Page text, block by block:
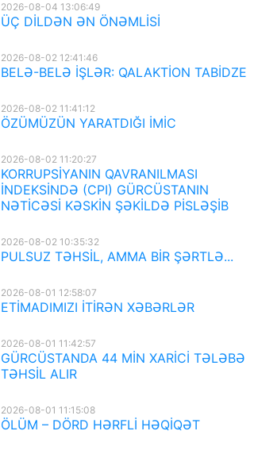
2026-08-04 13:06:49
ÜÇ DİLDƏN ƏN ÖNƏMLİSİ
2026-08-02 12:41:46
BELƏ-BELƏ İŞLƏR: QALAKTİON TABİDZE
2026-08-02 11:41:12
ÖZÜMÜZÜN YARATDIĞI İMİC
2026-08-02 11:20:27
KORRUPSİYANIN QAVRANILMASI
İNDEKSİNDƏ (CPI) GÜRCÜSTANIN
NƏTİCƏSİ KƏSKİN ŞƏKİLDƏ PİSLƏŞİB
2026-08-02 10:35:32
PULSUZ TƏHSİL, AMMA BİR ŞƏRTLƏ...
2026-08-01 12:58:07
ETİMADIMIZI İTİRƏN XƏBƏRLƏR
2026-08-01 11:42:57
GÜRCÜSTANDA 44 MİN XARİCİ TƏLƏBƏ
TƏHSİL ALIR
2026-08-01 11:15:08
ÖLÜM – DÖRD HƏRFLİ HƏQİQƏT